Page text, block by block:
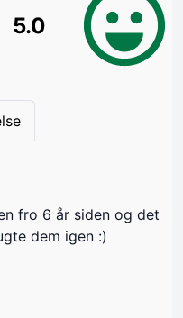
5.0
fro 6 år siden og det
dem igen :)